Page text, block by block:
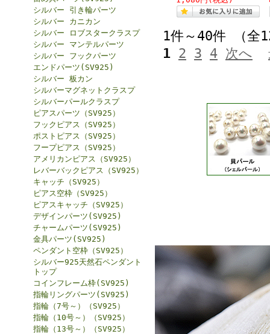
シルバー 引き輪パーツ
シルバー カニカン
シルバー ロブスタークラスプ
シルバー マンテルパーツ
シルバー フックパーツ
エンドパーツ(SV925)
シルバー 板カン
シルバーマグネットクラスプ
シルバーパールクラスプ
ピアスパーツ（SV925）
フックピアス（SV925）
ポストピアス（SV925）
フープピアス（SV925）
アメリカンピアス（SV925）
レバーバックピアス（SV925）
キャッチ（SV925）
ピアス空枠（SV925）
ピアスキャッチ（SV925）
デザインパーツ(SV925)
チャームパーツ(SV925)
金具パーツ(SV925)
ペンダント空枠（SV925）
シルバー925天然石ペンダント
トップ
コインフレーム枠(SV925)
指輪リングパーツ(SV925)
指輪（7号～）（SV925）
指輪（10号～）（SV925）
指輪（13号～）（SV925）
1件～40件 （
1 2 3 4 次へ